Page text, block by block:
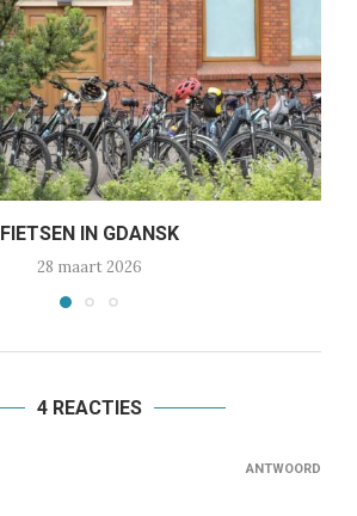
FIETSEN IN GDANSK
28 maart 2026
4 REACTIES
ANTWOORD